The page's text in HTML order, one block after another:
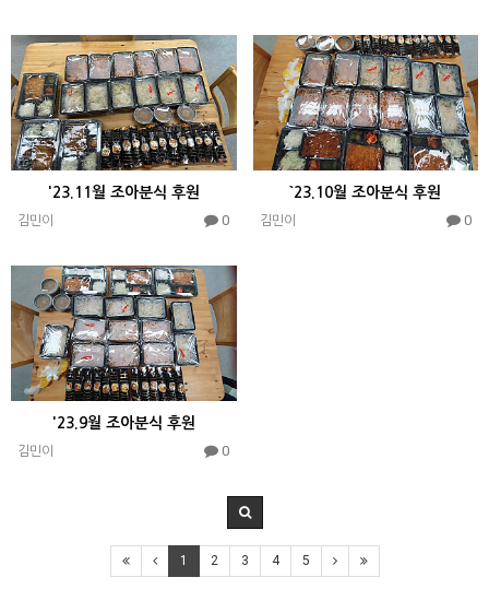
'23.11월 조아분식 후원
김민이 0
`23.10월 조아분식 후원
김민이 0
'23.9월 조아분식 후원
김민이 0
1 2 3 4 5